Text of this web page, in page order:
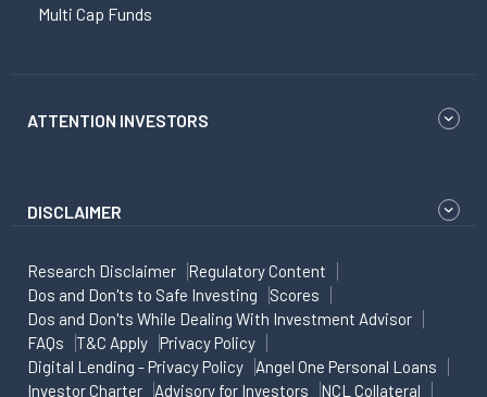
Multi Cap Funds
ATTENTION INVESTORS
DISCLAIMER
Research Disclaimer
Regulatory Content
Dos and Don'ts to Safe Investing
Scores
Dos and Don'ts While Dealing With Investment Advisor
FAQs
T&C Apply
Privacy Policy
Digital Lending - Privacy Policy
Angel One Personal Loans
Investor Charter
Advisory for Investors NCL Collateral